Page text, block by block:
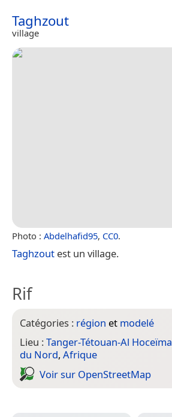
Taghzout
village
Photo : Abdelhafid95, CC0.
Taghzout est un village.
Rif
Catégories : région et modelé
Lieu :Tanger-Tétouan-Al Hoceïma
du Nord, Afrique
Voir sur Open­Street­Map